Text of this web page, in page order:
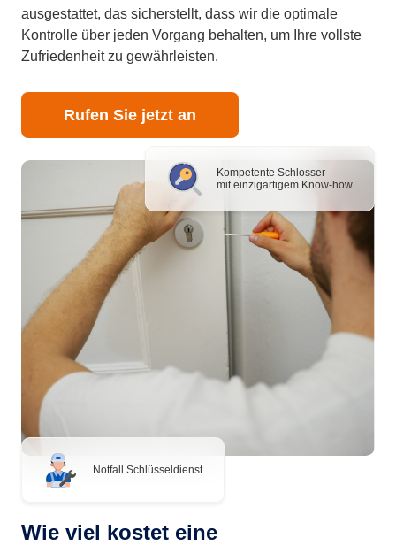
Kompetente Schlosser
mit einzigartigem Know-how
Notfall Schlüsseldienst
ausgestattet, das sicherstellt, dass wir die optimale
Kontrolle über jeden Vorgang behalten, um Ihre vollste
Zufriedenheit zu gewährleisten.
Rufen Sie jetzt an
Wie viel kostet eine